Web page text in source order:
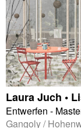
Laura Juch •
Entwerfen -
Gangoly /